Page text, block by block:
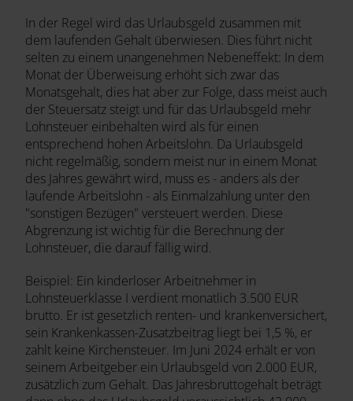
In der Regel wird das Urlaubsgeld zusammen mit
dem laufenden Gehalt überwiesen. Dies führt nicht
selten zu einem unangenehmen Nebeneffekt: In dem
Monat der Überweisung erhöht sich zwar das
Monatsgehalt, dies hat aber zur Folge, dass meist auch
der Steuersatz steigt und für das Urlaubsgeld mehr
Lohnsteuer einbehalten wird als für einen
entsprechend hohen Arbeitslohn. Da Urlaubsgeld
nicht regelmäßig, sondern meist nur in einem Monat
des Jahres gewährt wird, muss es - anders als der
laufende Arbeitslohn - als Einmalzahlung unter den
"sonstigen Bezügen" versteuert werden. Diese
Abgrenzung ist wichtig für die Berechnung der
Lohnsteuer, die darauf fällig wird.
Beispiel: Ein kinderloser Arbeitnehmer in
Lohnsteuerklasse I verdient monatlich 3.500 EUR
brutto. Er ist gesetzlich renten- und krankenversichert,
sein Krankenkassen-Zusatzbeitrag liegt bei 1,5 %, er
zahlt keine Kirchensteuer. Im Juni 2024 erhält er von
seinem Arbeitgeber ein Urlaubsgeld von 2.000 EUR,
zusätzlich zum Gehalt. Das Jahresbruttogehalt beträgt